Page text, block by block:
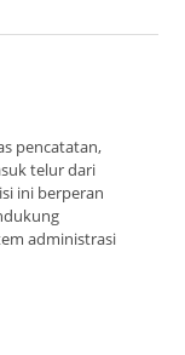
pencatatan,
telur dari
ini berperan
administrasi